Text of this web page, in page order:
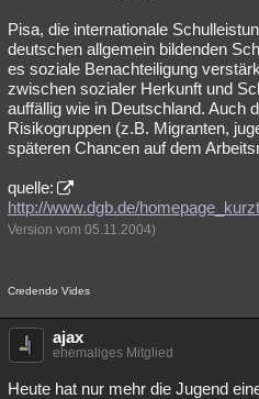
Pisa, die internationale
deutschen allgemein bildenden
es soziale Benachteiligung
zwischen sozialer Herkunft und
auffällig wie in Deutschland. Auch
Risikogruppen (z.B. Migranten,
späteren Chancen auf dem
quelle:
http://www.dgb.de/
Version vom 05.11.2004)
Credendo Vides
ajax
ehemaliges Mitglied
Heute hat nur mehr die Jugend